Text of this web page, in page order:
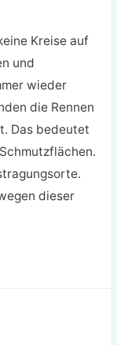
Kreise auf
und
wieder
die Rennen
Das bedeutet
dieser